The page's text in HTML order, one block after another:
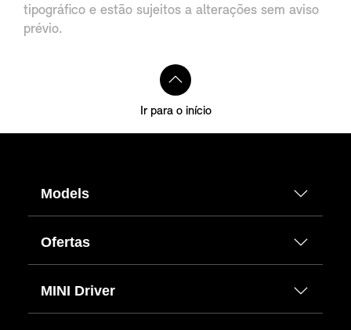
tipográfico e estão sujeitos a alterações sem aviso
prévio.
Ir para o início
Models
Ofertas
MINI Driver